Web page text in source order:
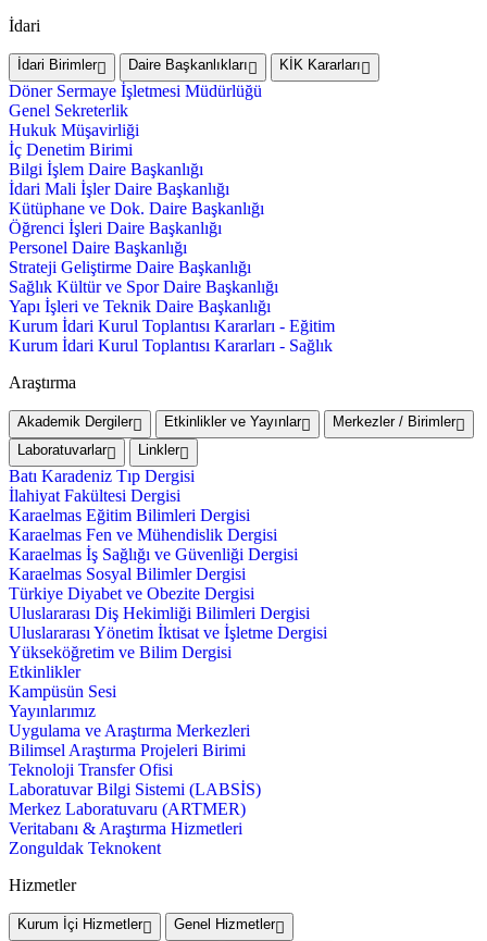
İdari
İdari Birimler Daire Başkanlıkları KİK Kararları
Döner Sermaye İşletmesi Müdürlüğü
Genel Sekreterlik
Hukuk Müşavirliği
İç Denetim Birimi
Bilgi İşlem Daire Başkanlığı
İdari Mali İşler Daire Başkanlığı
Kütüphane ve Dok. Daire Başkanlığı
Öğrenci İşleri Daire Başkanlığı
Personel Daire Başkanlığı
Strateji Geliştirme Daire Başkanlığı
Sağlık Kültür ve Spor Daire Başkanlığı
Yapı İşleri ve Teknik Daire Başkanlığı
Kurum İdari Kurul Toplantısı Kararları - Eğitim
Kurum İdari Kurul Toplantısı Kararları - Sağlık
Araştırma
Akademik Dergiler Etkinlikler ve Yayınlar
Merkezler / Birimler
Laboratuvarlar
Linkler
Batı Karadeniz Tıp Dergisi
İlahiyat Fakültesi Dergisi
Karaelmas Eğitim Bilimleri Dergisi
Karaelmas Fen ve Mühendislik Dergisi
Karaelmas İş Sağlığı ve Güvenliği Dergisi
Karaelmas Sosyal Bilimler Dergisi
Türkiye Diyabet ve Obezite Dergisi
Uluslararası Diş Hekimliği Bilimleri Dergisi
Uluslararası Yönetim İktisat ve İşletme Dergisi
Yükseköğretim ve Bilim Dergisi
Etkinlikler
Kampüsün Sesi
Yayınlarımız
Uygulama ve Araştırma Merkezleri
Bilimsel Araştırma Projeleri Birimi
Teknoloji Transfer Ofisi
Laboratuvar Bilgi Sistemi (LABSİS)
Merkez Laboratuvaru (ARTMER)
Veritabanı & Araştırma Hizmetleri
Zonguldak Teknokent
Hizmetler
Kurum İçi Hizmetler
Genel Hizmetler